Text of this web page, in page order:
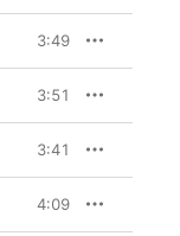
3:49
3:51
3:41
4:09